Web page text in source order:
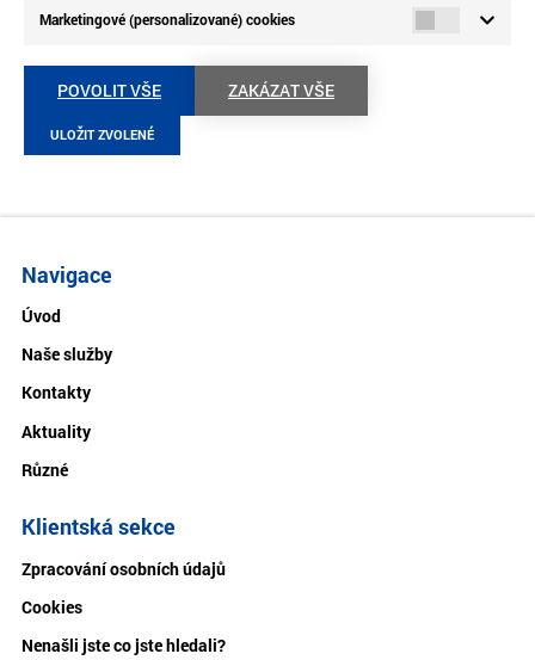
Marketingové (personalizované) cookies
POVOLIT VŠE ZAKÁZAT VŠE
ULOŽIT ZVOLENÉ
Navigace
Úvod
Naše služby
Kontakty
Aktuality
Různé
Klientská sekce
Zpracování osobních údajů
Cookies
Nenašli jste co jste hledali?